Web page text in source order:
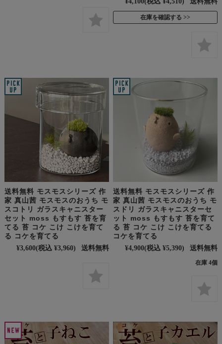
在庫を確認する
送料無料 モスモスシリーズ 作
家 真山茜 モスモスのおうち モ
スコトリ ガラスキャニスター
セット moss もすもす 苔を育
てる 苔 コケ こけ こけを育て
る コケを育てる
¥3,600(税込 ¥3,960) 送料無料
送料無料 モスモスシリーズ 作
家 真山茜 モスモスのおうち モ
スドリ ガラスキャニスターセ
ット moss もすもす 苔を育て
る 苔 コケ こけ こけを育てる
コケを育てる
¥4,900(税込 ¥5,390) 送料無料
在庫 4個